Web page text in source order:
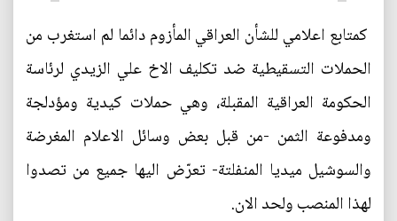
كمتابع اعلامي للشأن العراقي المأزوم دائما لم استغرب من
الحملات التسقيطية ضد تكليف الاخ علي الزيدي لرئاسة
الحكومة العراقية المقبلة، وهي حملات كيدية ومؤدلجة
ومدفوعة الثمن -من قبل بعض وسائل الاعلام المغرضة
والسوشيل ميديا المنفلتة- تعرّض اليها جميع من تصدوا
لهذا المنصب ولحد الان.